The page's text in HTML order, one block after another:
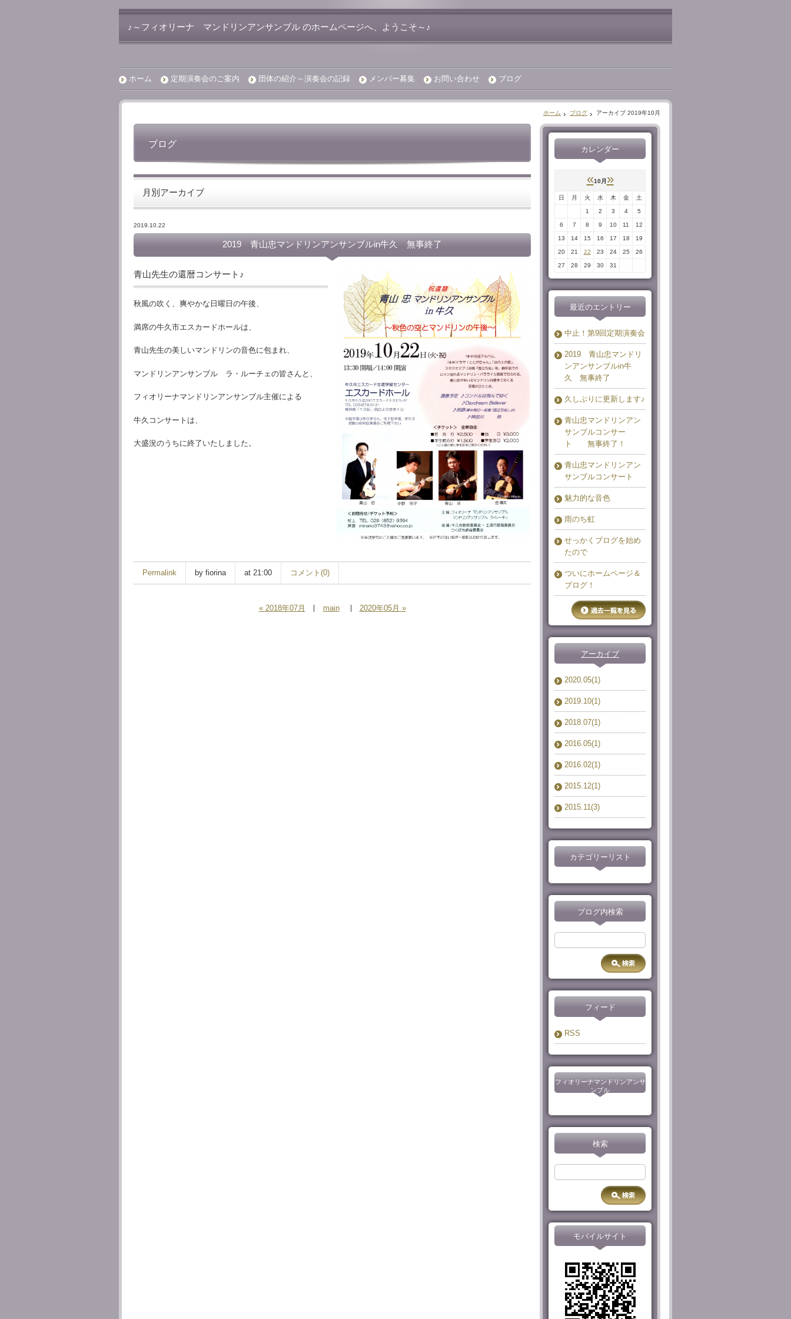
♪～フィオリーナ マンドリンアンサンブル のホームページへ、ようこそ～♪
ホーム 定期演奏会のご案内 団体の紹介～演奏会の記録 メンバー募集 お問い合わせ ブログ
ホーム ブログ アーカイブ 2019年10月
ブログ
月別アーカイブ
2019.10.22
2019 青山忠マンドリンアンサンブルin牛久 無事終了
青山先生の還暦コンサート♪
秋風の吹く、爽やかな日曜日の午後、
満席の牛久市エスカードホールは、
青山先生の美しいマンドリンの音色に包まれ、
マンドリンアンサンブル ラ・ルーチェの皆さんと、
フィオリーナマンドリンアンサンブル主催による
牛久コンサートは、
大盛況のうちに終了いたしました。
Permalink by fiorina at 21:00 コメント(0)
« 2018年07月 main 2020年05月 »
カレンダー
«10月 »
日 月 火 水 木 金 土
1 2 3 4 5
6 7 8 9 10 11 12
13 14 15 16 17 18 19
20 21 22 23 24 25 26
27 28 29 30 31
最近のエントリー
中止！第9回定期演奏会
2019 青山忠マンドリ
ンアンサンブルin牛
久 無事終了
久しぶりに更新します♪
青山忠マンドリンアン
サンブルコンサー
ト 無事終了！
青山忠マンドリンアン
サンブルコンサート
魅力的な音色
雨のち虹
せっかくブログを始め
たので
ついにホームページ＆
ブログ！
アーカイブ
2020.05(1)
2019.10(1)
2018.07(1)
2016.05(1)
2016.02(1)
2015.12(1)
2015.11(3)
カテゴリーリスト
ブログ内検索
フィード
RSS
フィオリーナマンドリンアンサ
ンブル
検索
モバイルサイト